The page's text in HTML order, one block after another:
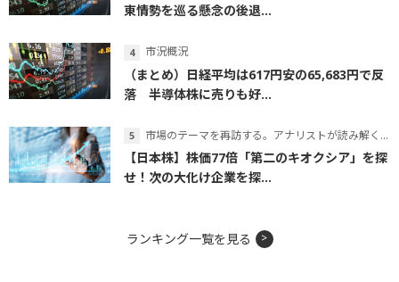
東情勢を巡る懸念の後退...
市況概況
（まとめ）日経平均は617円安の65,683円で反
落 半導体株に売りも好...
市場のテーマを再訪する。アナリストが読み解くテーマの本質
【日本株】株価77倍「第二のキオクシア」を探
せ！次の大化け企業を探...
ランキング一覧を見る